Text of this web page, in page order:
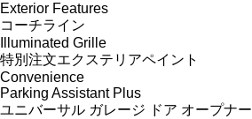
Exterior Features
コーチライン
Illuminated Grille
特別注文エクステリアペイント
Convenience
Parking Assistant Plus
ユニバーサル ガレージ ドア オープナー